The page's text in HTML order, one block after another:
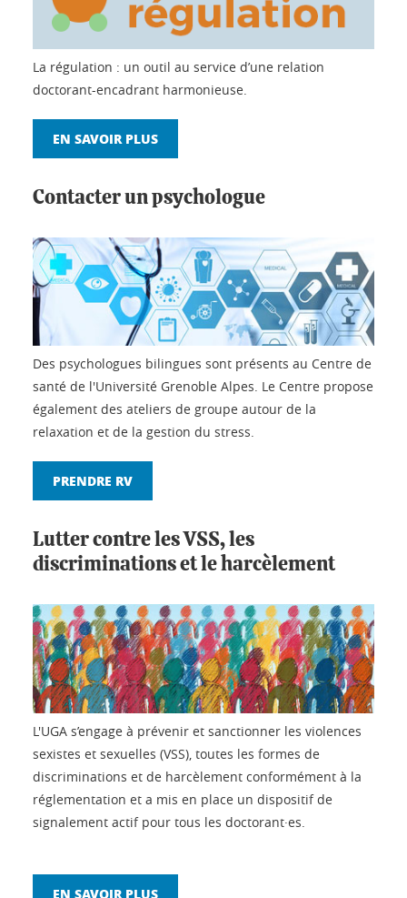
La régulation : un outil au service d’une relation
doctorant-encadrant harmonieuse.
EN SAVOIR PLUS
Contacter un psychologue
Des psychologues bilingues sont présents au Centre de
santé de l'Université Grenoble Alpes. Le Centre propose
également des ateliers de groupe autour de la
relaxation et de la gestion du stress.
PRENDRE RV
Lutter contre les VSS, les
discriminations et le harcèlement
L'UGA s’engage à prévenir et sanctionner les violences
sexistes et sexuelles (VSS), toutes les formes de
discriminations et de harcèlement conformément à la
réglementation et a mis en place un dispositif de
signalement actif pour tous les doctorant·es.
EN SAVOIR PLUS